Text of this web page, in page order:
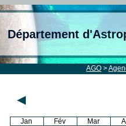
Département
AGO >
Jan Fév Mar